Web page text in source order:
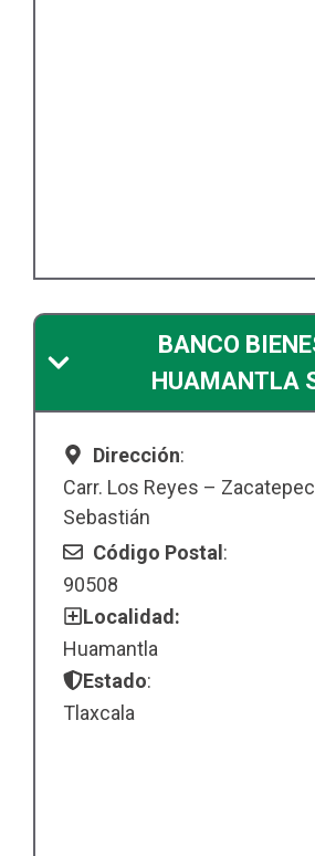
BANCO
HUAMANTLA
Dirección:
Carr. Los Reyes –
Sebastián
Código Postal:
90508
Localidad:
Huamantla
Estado:
Tlaxcala